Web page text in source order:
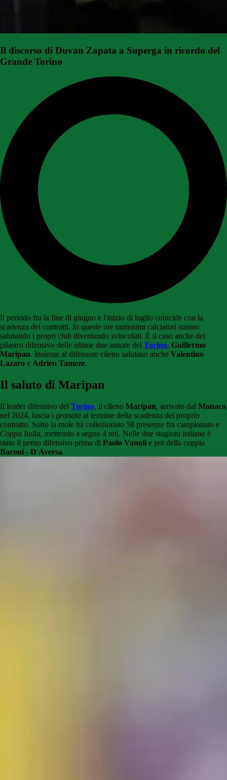
Il discorso di Duvan Zapata a Superga in ricordo del
Grande Torino
Il periodo fra la fine di giugno e l'inizio di luglio coincide con la
scadenza dei contratti. In queste ore tantissimi calciatori stanno
salutando i propri club diventando svincolati. È il caso anche del
pilastro difensivo delle ultime due annate del Torino, Guillermo
Maripan. Insieme al difensore cileno salutano anche Valentino
Lazaro e Adrien Tameze.
Il saluto di Maripan
Il leader difensivo del Torino, il cileno Maripan, arrivato dal Monaco
nel 2024, lascia i granata al termine della scadenza del proprio
contratto. Sotto la mole ha collezionato 58 presenze fra campionato e
Coppa Italia, mettendo a segno 4 reti. Nelle due stagioni italiane è
stato il perno difensivo prima di Paolo Vanoli e poi della coppia
Baroni - D'Aversa.